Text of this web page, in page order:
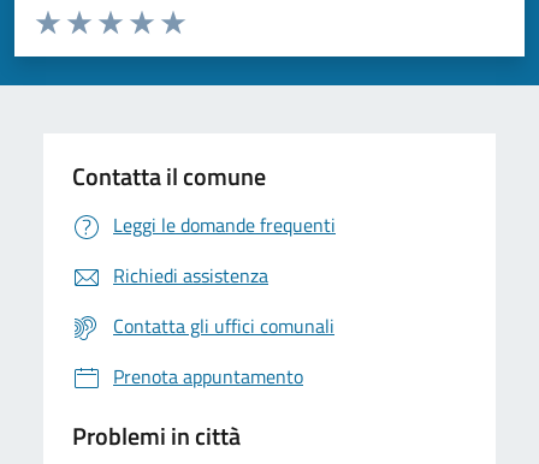
Valuta da 1 a 5 stelle la pagina
Valuta 5 stelle su 5
Valuta 4 stelle su 5
Valuta 3 stelle su 5
Valuta 2 stelle su 5
Valuta 1 stelle su 5
Contatta il comune
Leggi le domande frequenti
Richiedi assistenza
Contatta gli uffici comunali
Prenota appuntamento
Problemi in città